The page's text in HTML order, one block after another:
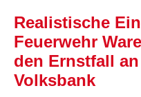
Realistische
Feuerwehr
den Ernstfall
Volksbank